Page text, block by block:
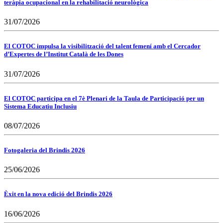
teràpia ocupacional en la rehabilitació neurològica
31/07/2026
El COTOC impulsa la visibilització del talent femení amb el Cercador
d’Expertes de l’Institut Català de les Dones
31/07/2026
El COTOC participa en el 7è Plenari de la Taula de Participació per un
Sistema Educatiu Inclusiu
08/07/2026
Fotogaleria del Brindis 2026
25/06/2026
Èxit en la nova edició del Brindis 2026
16/06/2026